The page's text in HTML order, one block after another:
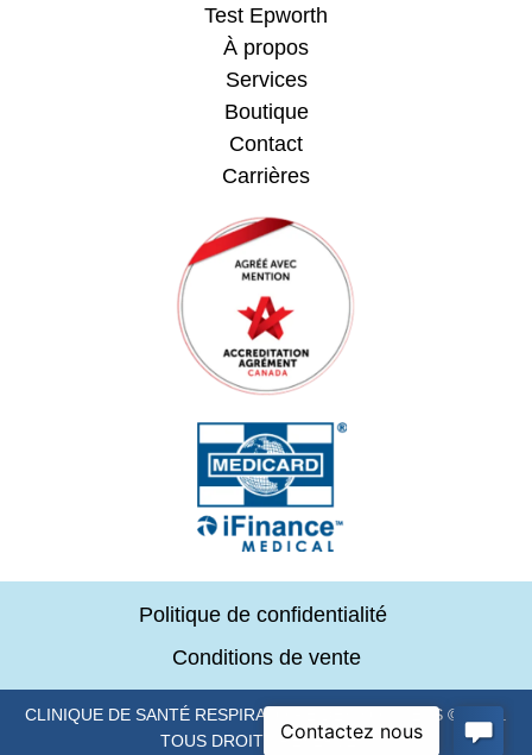
Test Epworth
À propos
Services
Boutique
Contact
Carrières
Politique de confidentialité
Conditions de vente
CLINIQUE DE SANTÉ RESPIRATOIRE DES SOMMETS © 2024.
TOUS DROITS RÉSERVÉS.